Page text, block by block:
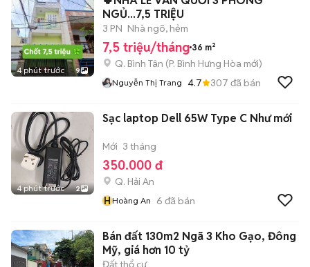
4 phút trước 9
NGỦ...7,5 TRIỆU
3 PN Nhà ngõ, hẻm
7,5 triệu/tháng 36 m²
Q. Bình Tân (P. Bình Hưng Hòa mới)
Nguyễn Thị Trang 4.7 307 đã bán
4 phút trước 2
Sạc laptop Dell 65W Type C Như mới
Mới 3 tháng
350.000 đ
Q. Hải An
HHoàng An 6 đã bán
Bán đất 130m2 Ngã 3 Kho Gạo, Đông
Mỹ, giá hơn 10 tỷ
Đất thổ cư